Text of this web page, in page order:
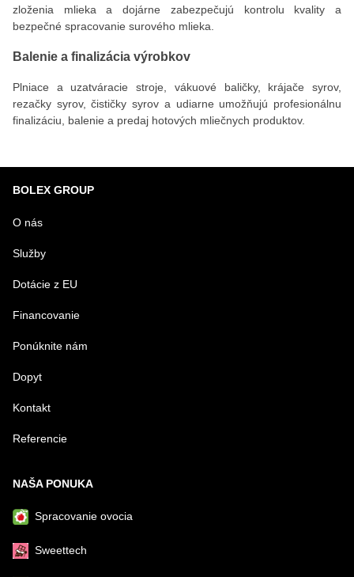
zloženia mlieka a dojárne zabezpečujú kontrolu kvality a
bezpečné spracovanie surového mlieka.
Balenie a finalizácia výrobkov
Plniace a uzatváracie stroje, vákuové baličky, krájače syrov,
rezačky syrov, čističky syrov a udiarne umožňujú profesionálnu
finalizáciu, balenie a predaj hotových mliečnych produktov.
BOLEX GROUP
O nás
Služby
Dotácie z EU
Financovanie
Ponúknite nám
Dopyt
Kontakt
Referencie
NAŠA PONUKA
Spracovanie ovocia
Sweettech